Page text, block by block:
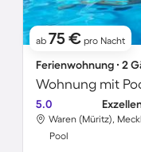
ab 75 € pro Nacht
Ferienwohnung ∙ 2
Wohnung mit
5.0
Pool